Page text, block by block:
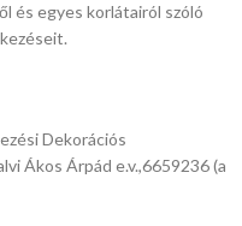
és egyes korlátairól szóló
Dekorációs
Ákos Árpád e.v.,6659236 (a